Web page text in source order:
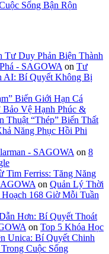
Sống Bận Rộn
Tư Duy Phản Biện Thành
- SAGOWA on Tư
AI: Bí Quyết Không Bị
Biến Giới Hạn Cá
Bảo Vệ Hạnh Phúc &
Thuật “Thép” Biến Thất
Năng Phục Hồi Phi
- SAGOWA on 8
Tim Ferriss: Tăng Năng
on Quản Lý Thời
168 Giờ Mỗi Tuần
Hơn: Bí Quyết Thoát
on Top 5 Khóa Học
Unica: Bí Quyết Chinh
Cuộc Sống